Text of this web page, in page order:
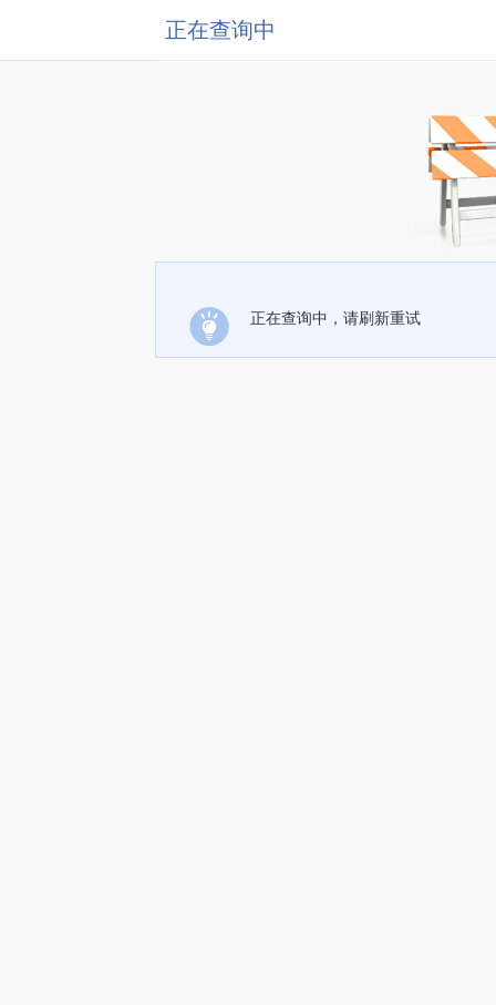
正在查询中
正在查询中，请刷新重试